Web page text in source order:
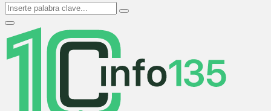
Search
for:
Search
Primary
Menu